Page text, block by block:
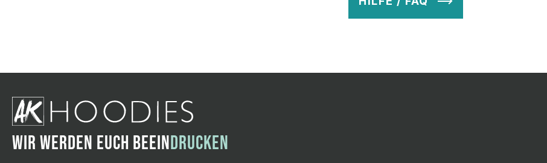
Wir ändern das Motiv so lange ab, bis Ihr zu 100% zufrieden seid. Danach wird es zum
WIR WERDEN EUCH BEEINDRUCKEN